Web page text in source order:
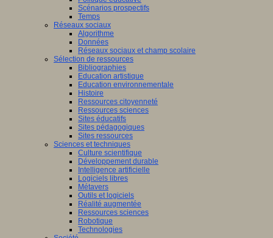
Scénarios prospectifs
Temps
Réseaux sociaux
Algorithme
Données
Réseaux sociaux et champ scolaire
Sélection de ressources
Bibliographies
Education artistique
Education environnementale
Histoire
Ressources citoyenneté
Ressources sciences
Sites éducatifs
Sites pédagogiques
Sites ressources
Sciences et techniques
Culture scientifique
Développement durable
Intelligence artificielle
Logiciels libres
Métavers
Outils et logiciels
Réalité augmentée
Ressources sciences
Robotique
Technologies